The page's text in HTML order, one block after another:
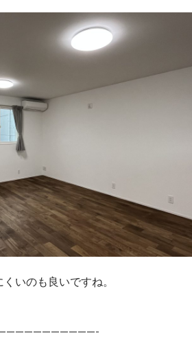
いのも良いですね。